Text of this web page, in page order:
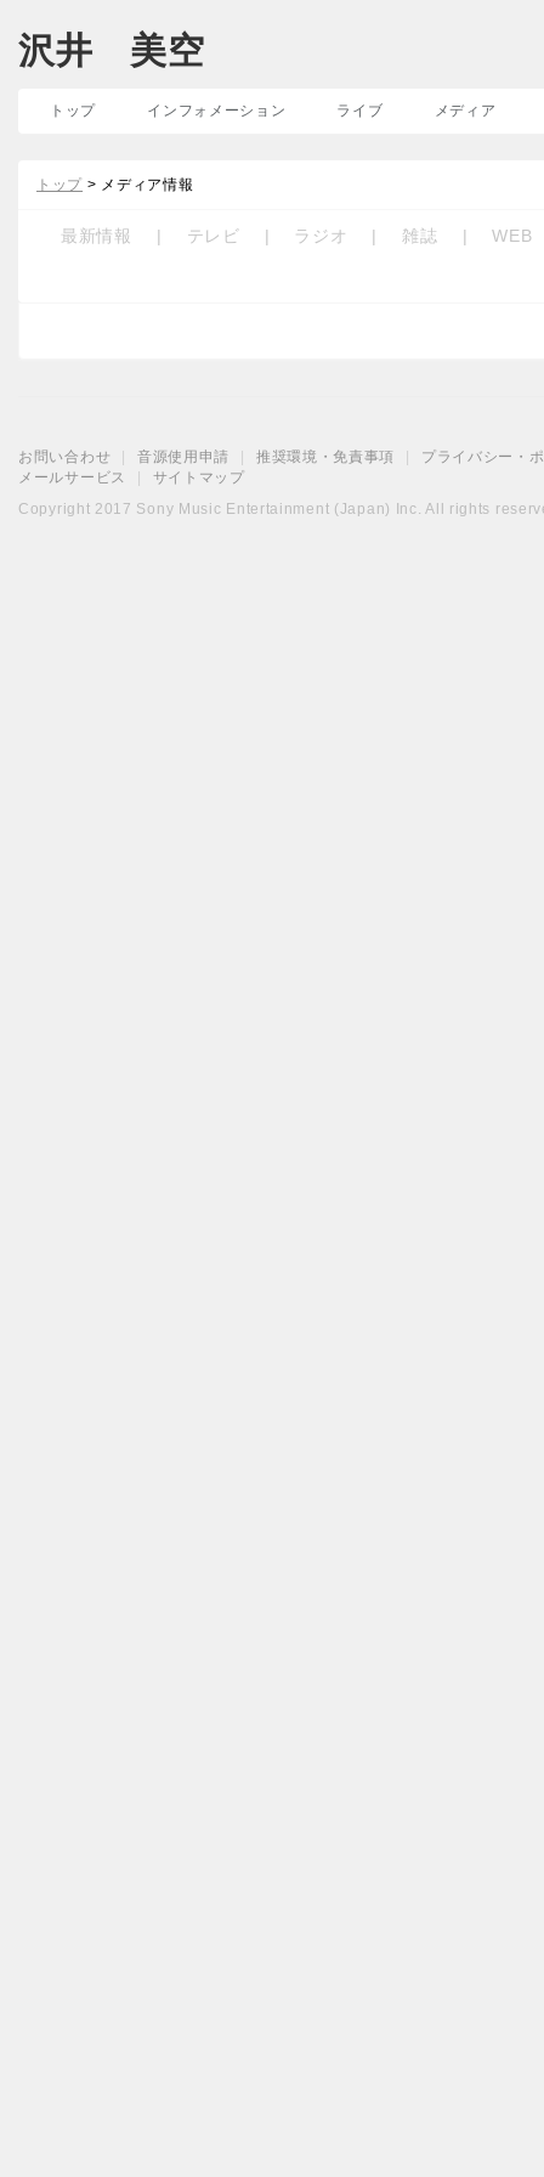
沢井 美空
トップ インフォメーション ライブ メディア
トップ > メディア情報
最新情報 | テレビ | ラジオ | 雑誌 | WEB
お問い合わせ 音源使用申請 推奨環境・免責事項
プライバシー・
メールサービス
サイトマップ
Copyright 2017 Sony Music Entertainment (Japan) Inc. All rights